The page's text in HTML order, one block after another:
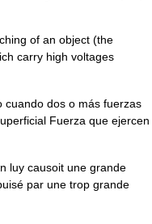
of an object (the
carry high voltages
dos o más fuerzas
Fuerza que ejercen
luy causoit une grande
par une trop grande